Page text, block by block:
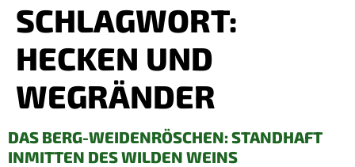
SCHLAGWORT:
HECKEN UND
WEGRÄNDER
DAS BERG-WEIDENRÖSCHEN: STANDHAFT
INMITTEN DES WILDEN WEINS